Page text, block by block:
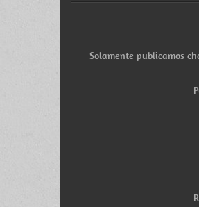
Solamente publicamos